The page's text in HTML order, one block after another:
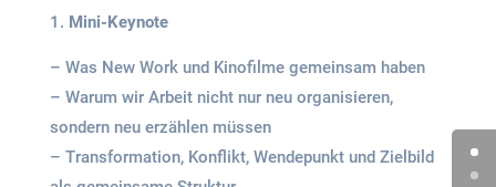
Mini-Keynote
– Was New Work und Kinofilme gemeinsam haben
– Warum wir Arbeit nicht nur neu organisieren,
sondern neu erzählen müssen
– Transformation, Konflikt, Wendepunkt und Zielbild